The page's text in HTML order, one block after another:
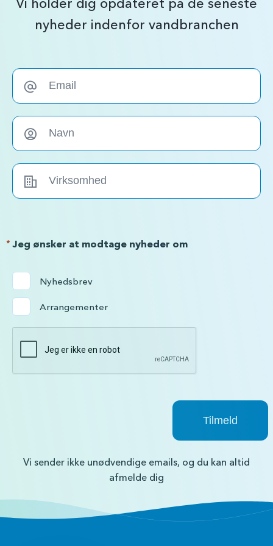
nyheder indenfor vandbranchen
Jeg ønsker at modtage nyheder om
*
Nyhedsbrev
Arrangementer
Vi sender ikke unødvendige emails, og du kan altid
afmelde dig